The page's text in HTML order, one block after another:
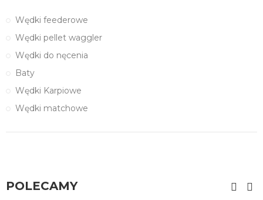
Wędki feederowe
Wędki pellet waggler
Wędki do nęcenia
Baty
Wędki Karpiowe
Wędki matchowe
POLECAMY